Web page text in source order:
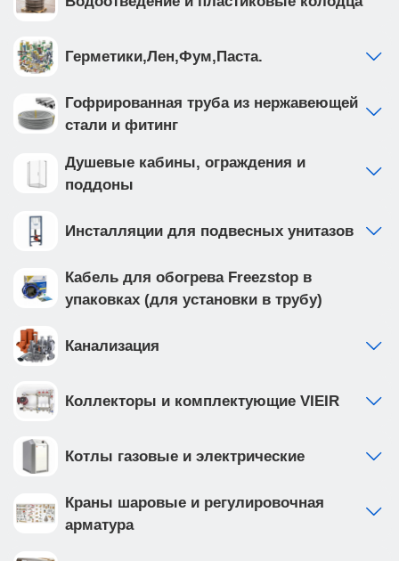
Герметики,Лен,Фум,Паста.
Гофрированная труба из нержавеющей
стали и фитинг
Душевые кабины, ограждения и
поддоны
Инсталляции для подвесных унитазов
Кабель для обогрева Freezstop в
упаковках (для установки в трубу)
Канализация
Коллекторы и комплектующие VIEIR
Котлы газовые и электрические
Краны шаровые и регулировочная
арматура